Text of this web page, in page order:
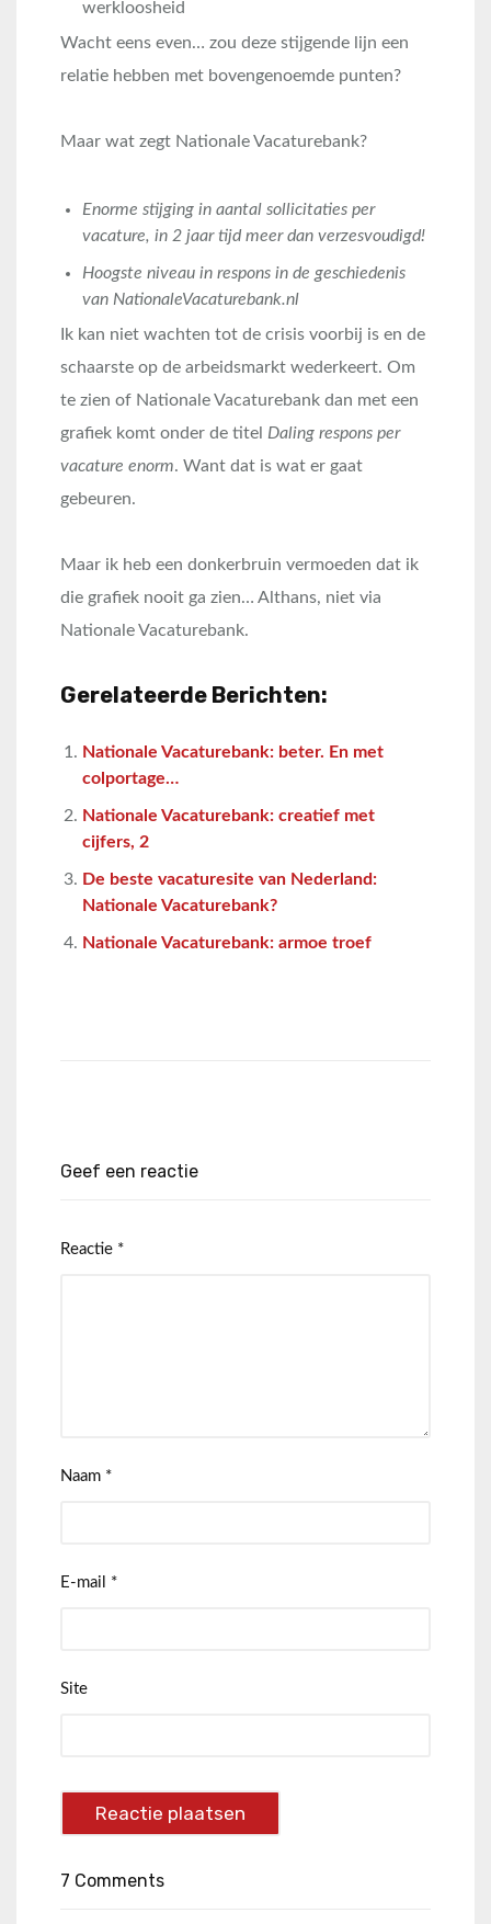
werkloosheid
Wacht eens even… zou deze stijgende lijn een
relatie hebben met bovengenoemde punten?
Maar wat zegt Nationale Vacaturebank?
Enorme stijging in aantal sollicitaties per
vacature, in 2 jaar tijd meer dan verzesvoudigd!
Hoogste niveau in respons in de geschiedenis
van NationaleVacaturebank.nl
Ik kan niet wachten tot de crisis voorbij is en de
schaarste op de arbeidsmarkt wederkeert. Om
te zien of Nationale Vacaturebank dan met een
grafiek komt onder de titel Daling respons per
vacature enorm. Want dat is wat er gaat
gebeuren.
Maar ik heb een donkerbruin vermoeden dat ik
die grafiek nooit ga zien… Althans, niet via
Nationale Vacaturebank.
Gerelateerde Berichten:
Nationale Vacaturebank: beter. En met
colportage…
Nationale Vacaturebank: creatief met
cijfers, 2
De beste vacaturesite van Nederland:
Nationale Vacaturebank?
Nationale Vacaturebank: armoe troef
Geef een reactie
Reactie *
Naam *
E-mail *
Site
7 Comments